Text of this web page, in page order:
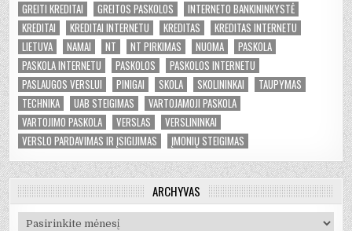
GREITI KREDITAI
GREITOS PASKOLOS
INTERNETO BANKININKYSTĖ
KREDITAI
KREDITAI INTERNETU KREDITAS
KREDITAS INTERNETU
LIETUVA
NAMAI NT NT PIRKIMAS NUOMA
PASKOLA
PASKOLA INTERNETU
PASKOLOS
PASKOLOS INTERNETU
PASLAUGOS VERSLUI
PINIGAI SKOLA SKOLININKAI
TAUPYMAS
TECHNIKA
UAB STEIGIMAS
VARTOJAMOJI PASKOLA
VARTOJIMO PASKOLA
VERSLAS
VERSLININKAI
VERSLO PARDAVIMAS IR ĮSIGIJIMAS
ĮMONIŲ STEIGIMAS
ARCHYVAS
Archyvas